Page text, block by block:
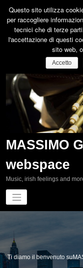
contenuto
MASSIMO
webspace
Music, irish feelings and
Ti diamo il benvenuto
Questo sito utilizza
per raccogliere
tecnici che di terze
l'accettazione di questi
sito web,
Accetto